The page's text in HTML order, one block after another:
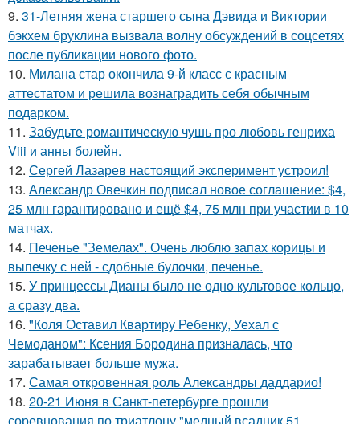
9. 31-Летняя жена старшего сына Дэвида и Виктории
бэкхем бруклина вызвала волну обсуждений в соцсетях
после публикации нового фото.
10. Милана стар окончила 9-й класс с красным
аттестатом и решила вознаградить себя обычным
подарком.
11. Забудьте романтическую чушь про любовь генриха
Viii и анны болейн.
12. Сергей Лазарев настоящий эксперимент устроил!
13. Александр Овечкин подписал новое соглашение: $4,
25 млн гарантировано и ещё $4, 75 млн при участии в 10
матчах.
14. Печенье "Земелах". Очень люблю запах корицы и
выпечку с ней - сдобные булочки, печенье.
15. У принцессы Дианы было не одно культовое кольцо,
а сразу два.
16. "Коля Оставил Квартиру Ребенку, Уехал с
Чемоданом": Ксения Бородина призналась, что
зарабатывает больше мужа.
17. Самая откровенная роль Александры даддарио!
18. 20-21 Июня в Санкт-петербурге прошли